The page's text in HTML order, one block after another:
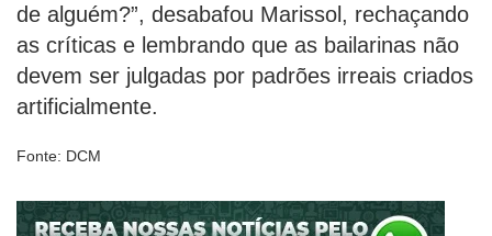
de alguém?”, desabafou Marissol, rechaçando
as críticas e lembrando que as bailarinas não
devem ser julgadas por padrões irreais criados
artificialmente.
Fonte: DCM